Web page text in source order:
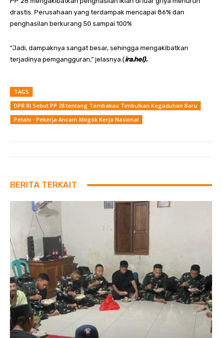
drastis. Perusahaan yang terdampak mencapai 86% dan
penghasilan berkurang 50 sampai 100%
“Jadi, dampaknya sangat besar, sehingga mengakibatkan
terjadinya pemgangguran,” jelasnya.(ira.hel).
TAGS
DPR RI Sebut PP 28 tentang Tembakau Timbulkan Kegaduhan Baru
Petani - Pekerja Ancam Mogok Kerja Nasional
BERITA TERKAIT